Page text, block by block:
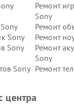
Ремонт
Sony
Ремонт
Sony
Ремонт
Sony
Ремонт
Sony
Sony Ремонт
центра